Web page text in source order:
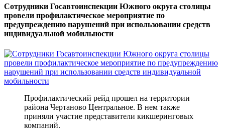
Сотрудники Госавтоинспекции Южного округа столицы
провели профилактическое мероприятие по
предупреждению нарушений при использовании средств
индивидуальной мобильности
Профилактический рейд прошел на территории
района Чертаново Центральное. В нем также
приняли участие представители кикшеринговых
компаний.